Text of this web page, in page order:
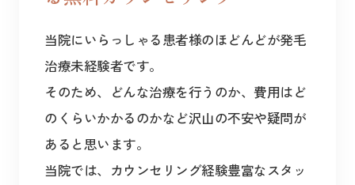
当院にいらっしゃる患者様のほどんどが発毛
治療未経験者です。
そのため、どんな治療を行うのか、費用はど
のくらいかかるのかなど沢山の不安や疑問が
あると思います。
当院では、カウンセリング経験豊富なスタッ